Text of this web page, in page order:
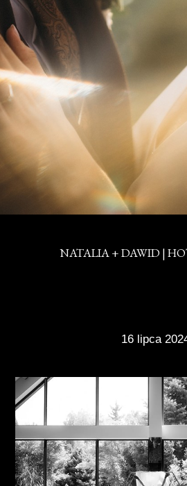
16 lipca
NATALIA + DAWID |